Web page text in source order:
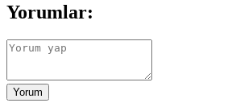
Yorumlar:
Yorum